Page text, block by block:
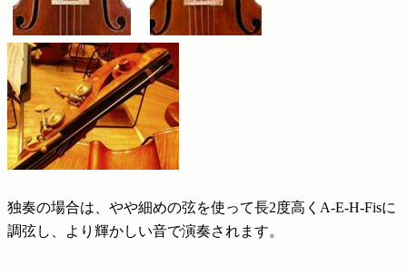
独奏の場合は、やや細めの弦を使って長2度高くA-E-H-Fisに
調弦し、より輝かしい音で演奏されます。